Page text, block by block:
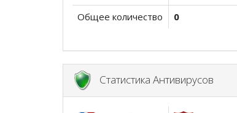
Общее количество
0
Статистика Антивирусов